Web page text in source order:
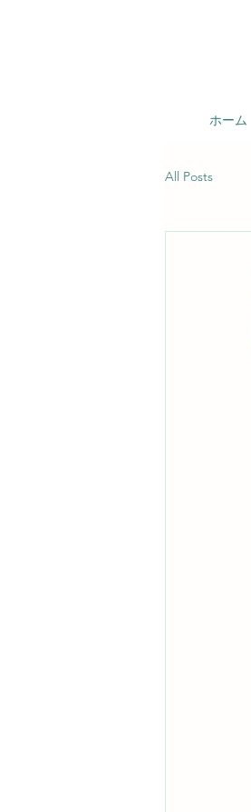
ホーム
All Posts